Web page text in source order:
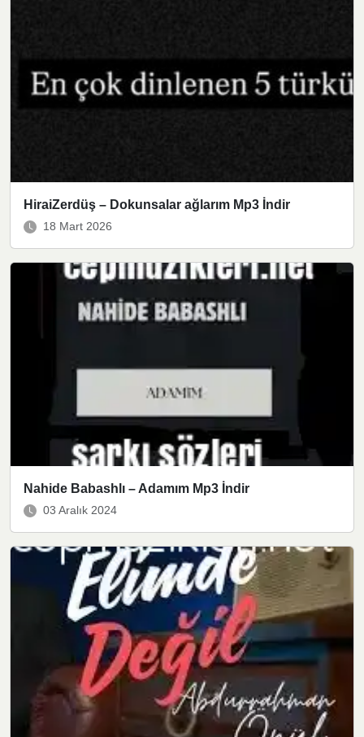
HiraiZerdüş – Dokunsalar ağlarım Mp3 İndir
18 Mart 2026
Nahide Babashlı – Adamım Mp3 İndir
03 Aralık 2024